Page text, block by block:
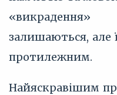
залишаються, але
протилежним.
Найяскравішим